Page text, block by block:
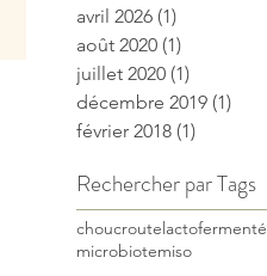
avril 2026 (1)
août 2020 (1)
juillet 2020 (1)
décembre 2019 (1)
février 2018 (1)
Rechercher par Tags
choucroute lactofermenté
microbiotemiso